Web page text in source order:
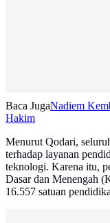
Baca JugaNadiem
Hakim
Menurut Qodari,
terhadap layanan
teknologi. Karena itu,
Dasar dan Menengah
16.557 satuan